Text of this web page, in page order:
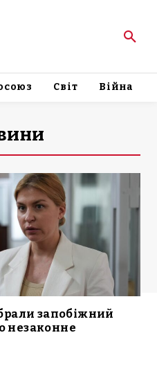
Світ Війна
запобіжний
незаконне